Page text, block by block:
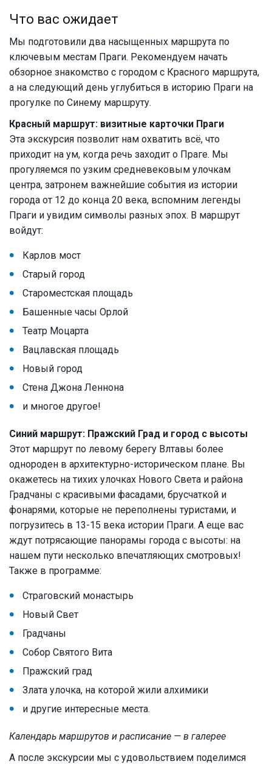
Что вас ожидает
Мы подготовили два насыщенных маршрута по
ключевым местам Праги. Рекомендуем начать
обзорное знакомство с городом с Красного маршрута,
а на следующий день углубиться в историю Праги на
прогулке по Синему маршруту.
Красный маршрут: визитные карточки Праги
Эта экскурсия позволит нам охватить всё, что
приходит на ум, когда речь заходит о Праге. Мы
прогуляемся по узким средневековым улочкам
центра, затронем важнейшие события из истории
города от 12 до конца 20 века, вспомним легенды
Праги и увидим символы разных эпох. В маршрут
войдут:
Карлов мост
Старый город
Староместская площадь
Башенные часы Орлой
Театр Моцарта
Вацлавская площадь
Новый город
Стена Джона Леннона
и многое другое!
Синий маршрут: Пражский Град и город с высоты
Этот маршрут по левому берегу Влтавы более
однороден в архитектурно-историческом плане. Вы
окажетесь на тихих улочках Нового Света и района
Градчаны с красивыми фасадами, брусчаткой и
фонарями, которые не переполнены туристами, и
погрузитесь в 13-15 века истории Праги. А еще вас
ждут потрясающие панорамы города с высоты: на
нашем пути несколько впечатляющих смотровых!
Также в программе:
Страговский монастырь
Новый Свет
Градчаны
Собор Святого Вита
Пражский град
Злата улочка, на которой жили алхимики
и другие интересные места.
Календарь маршрутов и расписание — в галерее
А после экскурсии мы с удовольствием поделимся